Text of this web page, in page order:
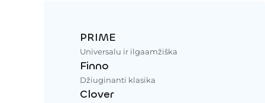
PRIME
Universalu ir ilgaamžiška
Finno
Džiuginanti klasika
Clover